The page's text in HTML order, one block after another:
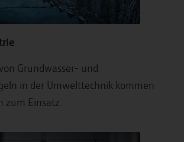
Grundwasser- und
in der Umwelttechnik kommen
zum Einsatz.